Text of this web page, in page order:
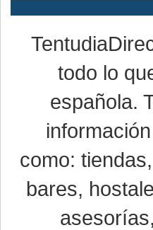
todo lo
española.
como:
bares,